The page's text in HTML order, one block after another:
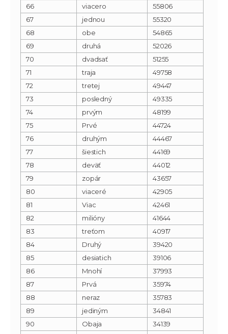
66
viacero
55806
67
jednou
55320
68
obe
54865
69
druhá
52026
70
dvadsať
51255
71
traja
49758
72
tretej
49447
73
posledný
49335
74
prvým
48199
75
Prvé
44724
76
druhým
44467
77
šiestich
44169
78
deväť
44012
79
zopár
43657
80
viaceré
42905
81
Viac
42461
82
milióny
41644
83
treťom
40917
84
Druhý
39420
85
desiatich
39106
86
Mnohí
37993
87
Prvá
35974
88
neraz
35783
89
jediným
34841
90
Obaja
34139